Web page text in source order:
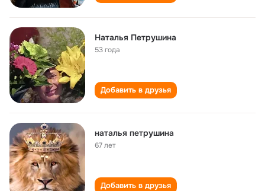
Наталья Петрушина
53 года
Добавить в друзья
наталья петрушина
67 лет
Добавить в друзья